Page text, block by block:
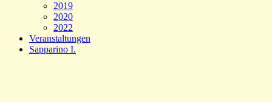
2019
2020
2022
Veranstaltungen
Sapparino I.